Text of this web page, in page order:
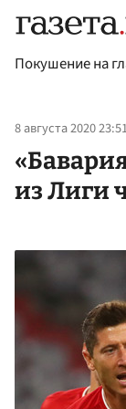
Покушение на
8 августа 2020
из Лиги